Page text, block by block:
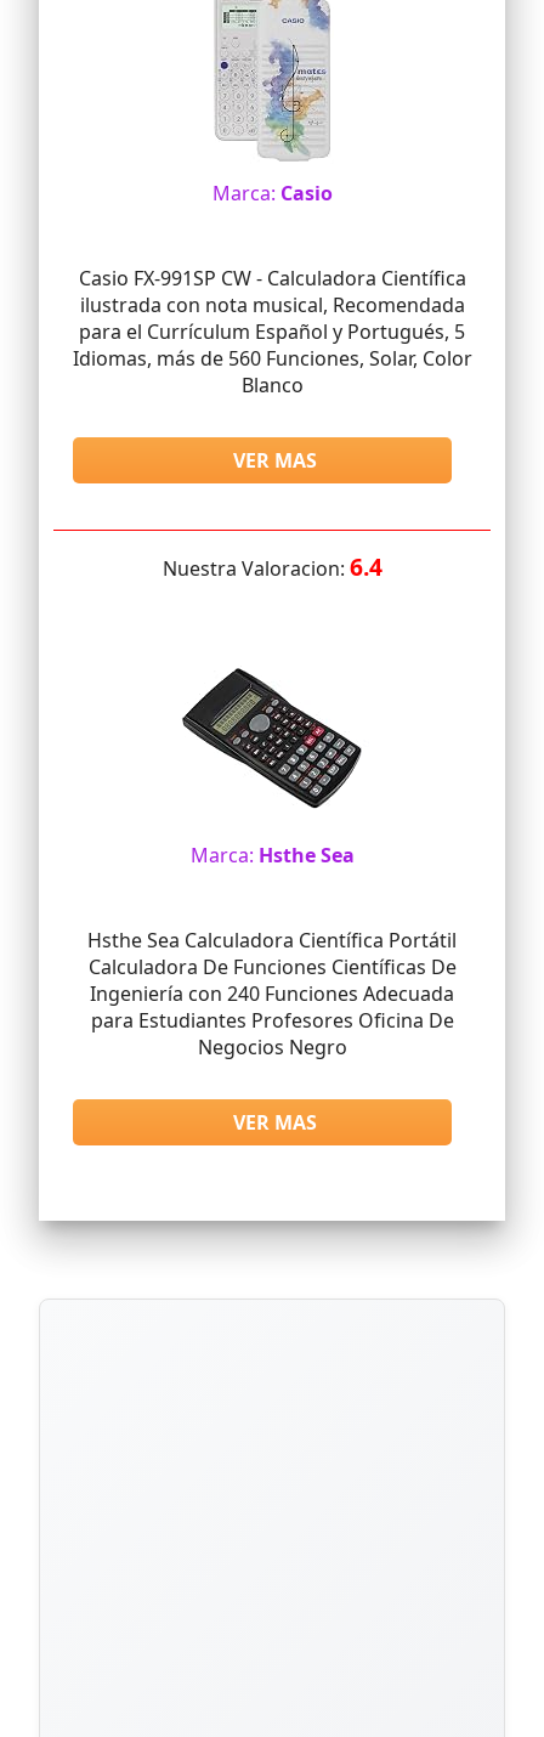
Marca: Casio
Casio FX-991SP CW - Calculadora Científica
ilustrada con nota musical, Recomendada
para el Currículum Español y Portugués, 5
Idiomas, más de 560 Funciones, Solar, Color
Blanco
VER MAS
Nuestra Valoracion: 6.4
Marca: Hsthe Sea
Hsthe Sea Calculadora Científica Portátil
Calculadora De Funciones Científicas De
Ingeniería con 240 Funciones Adecuada
para Estudiantes Profesores Oficina De
Negocios Negro
VER MAS